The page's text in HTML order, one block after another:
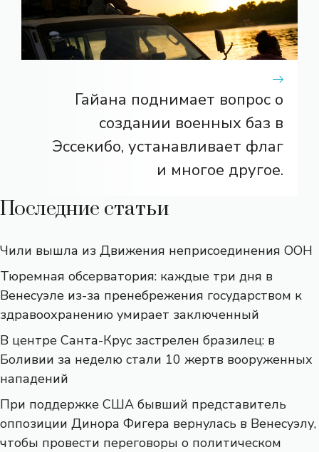
Гайана поднимает вопрос о
создании военных баз в
Эссекибо, устанавливает флаг
и многое другое.
Последние статьи
Чили вышла из Движения неприсоединения ООН
Тюремная обсерватория: каждые три дня в
Венесуэле из-за пренебрежения государством к
здравоохранению умирает заключенный
В центре Санта-Крус застрелен бразилец: в
Боливии за неделю стали 10 жертв вооруженных
нападений
При поддержке США бывший представитель
оппозиции Динора Фигера вернулась в Венесуэлу,
чтобы провести переговоры о политическом